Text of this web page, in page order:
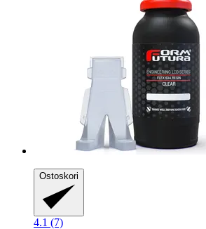
Ostoskori
4.1 (7)